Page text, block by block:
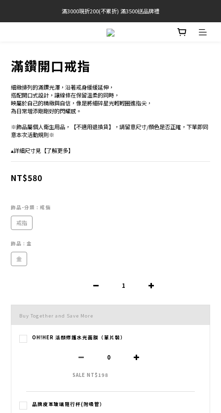
官網限定! 滿千免運(僅限台灣本島)
滿3000現折200(不累折) 滿3500送品牌禮
Free Shipping On Orders Over $2000 (TW Only)
滿鑽開口戒指
細緻排列的滿鑽光澤，沿著戒身緩緩延伸，
搭配開口式設計，讓線條在保留溫柔的同時，
映屬於自己的精緻與自信，像是將細碎星光輕輕圈進指尖，
為日常增添剛剛好的閃耀感。
※飾品屬個人衛生用品，【不適用退換貨】，請留意尺寸/顏色是否正確，下單即同
意本次活動規則※
▴詳細尺寸見【了解更多】
NT$580
飾品-分類 : 戒指
戒指
飾品 : 金
金
Buy Together and Save More
OH!HER 活顏修護水光面膜（單片裝）
SALE NT$198
品牌皮革玻璃隨行杯(附吸管）